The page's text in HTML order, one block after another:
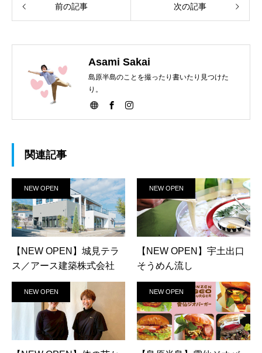
前の記事 次の記事
Asami Sakai
島原半島のことを撮ったり書いたり見つけた
り。
関連記事
NEW OPEN
【NEW OPEN】城見テラ
ス／アース建築株式会社
NEW OPEN
【NEW OPEN】宇土出口
そうめん流し
NEW OPEN NEW OPEN